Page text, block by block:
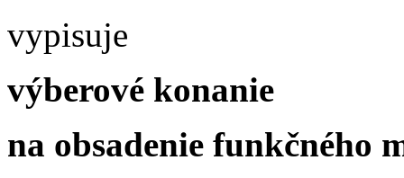
vypisuje
výberové konanie
na obsadenie funkčného